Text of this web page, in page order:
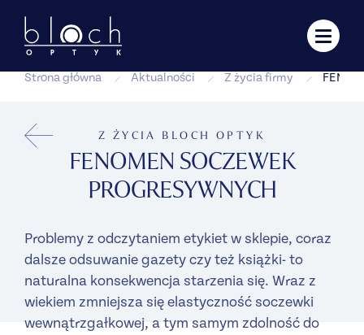
Strona główna Aktualności Z życia firmy
Z ŻYCIA BLOCH OPTYK
FENOMEN SOCZEWEK
PROGRESYWNYCH
Problemy z odczytaniem etykiet w sklepie, coraz
dalsze odsuwanie gazety czy też książki- to
naturalna konsekwencja starzenia się. Wraz z
wiekiem zmniejsza się elastyczność soczewki
wewnątrzgałkowej, a tym samym zdolność do